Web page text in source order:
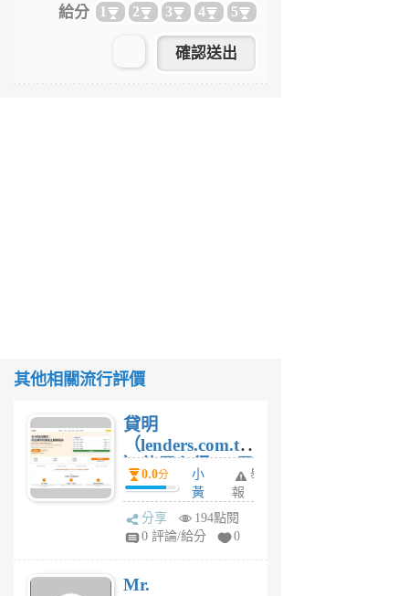
給分 1 2 3 4 5
其他相關流行評價
貸明
（lenders.com.tw
）使用心得 — 民
間貸款比較平台
體驗
0.0分
小
黃
蜂
1
舉
報
分享
194點閱
0 評論/給分
0
Mr.